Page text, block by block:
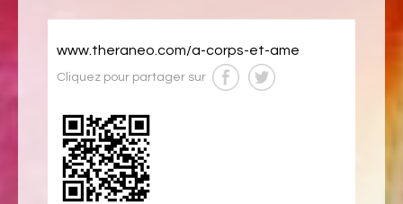
www.theraneo.com/a-corps-et-ame
Cliquez pour partager sur